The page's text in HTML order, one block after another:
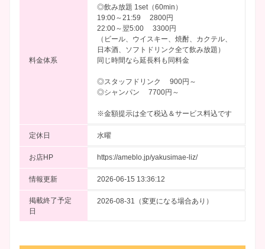
料金体系
◎飲み放題 1set（60min）
19:00～21:59 2800円
22:00～翌5:00 3300円
（ビール、ウイスキー、焼酎、カクテル、
日本酒、ソフトドリンク全て飲み放題）
同じ時間なら延長料も同料金
◎スタッフドリンク 900円～
◎シャンパン 7700円～
※金額提示は全て税込＆サービス料込です
定休日 水曜
お店HP https://ameblo.jp/yakusimae-liz/
情報更新 2026-06-15 13:36:12
掲載終了予定
日
2026-08-31（変更になる場合あり）